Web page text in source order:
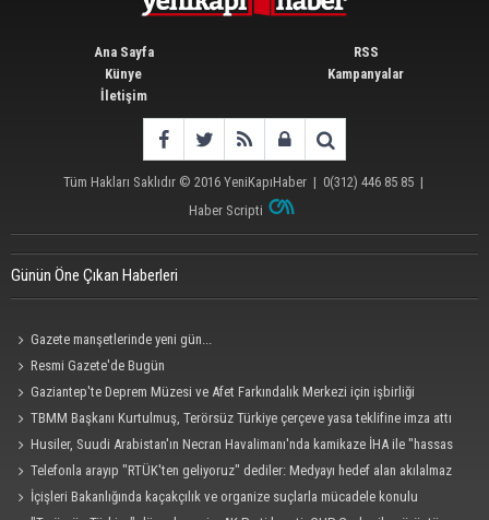
Ana Sayfa
Künye
İletişim
RSS
Kampanyalar
Tüm Hakları Saklıdır © 2016 YeniKapıHaber| 0(312) 446 85 85|
Haber Scripti
Günün Öne Çıkan Haberleri
Gazete manşetlerinde yeni gün...
Resmi Gazete'de Bugün
Gaziantep'te Deprem Müzesi ve Afet Farkındalık Merkezi için işbirliği
protokolü imzalandı
TBMM Başkanı Kurtulmuş, Terörsüz Türkiye çerçeve yasa teklifine imza attı
Husiler, Suudi Arabistan'ın Necran Havalimanı'nda kamikaze İHA ile "hassas
bir hedefi" vurduklarını açıkladı
Telefonla arayıp "RTÜK'ten geliyoruz" dediler: Medyayı hedef alan akılalmaz
tuzak ifşa oldu
İçişleri Bakanlığında kaçakçılık ve organize suçlarla mücadele konulu